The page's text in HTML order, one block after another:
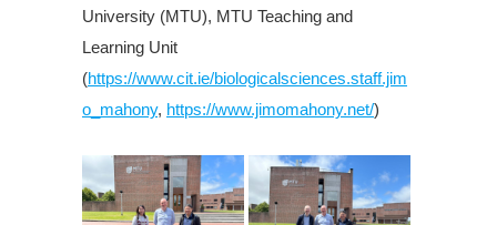
University (MTU), MTU Teaching and
Learning Unit
(https://www.cit.ie/biologicalsciences.staff.jim
o_mahony, https://www.jimomahony.net/)